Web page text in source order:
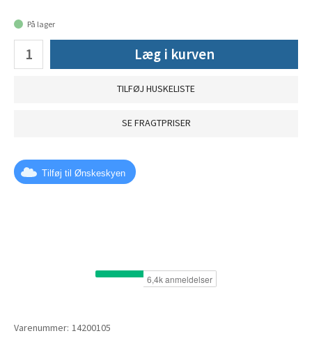
På lager
Læg i kurven
TILFØJ HUSKELISTE
SE FRAGTPRISER
Tilføj til Ønskeskyen
Varenummer: 14200105